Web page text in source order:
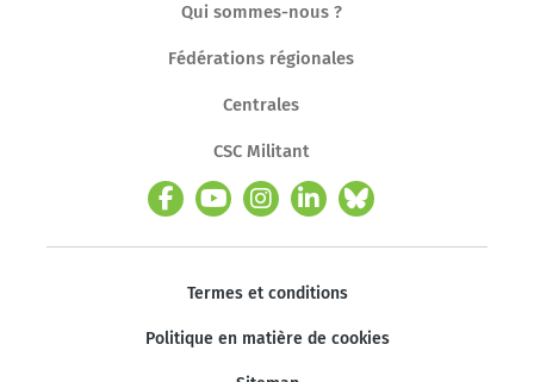
Qui sommes-nous ?
Fédérations régionales
Centrales
CSC Militant
Termes et conditions
Politique en matière de cookies